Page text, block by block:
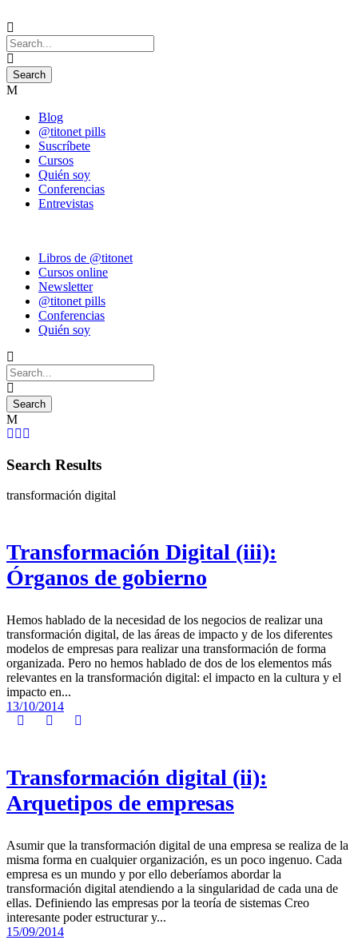
Blog
@titonet pills
Suscríbete
Cursos
Quién soy
Conferencias
Entrevistas
Libros de @titonet
Cursos online
Newsletter
@titonet pills
Conferencias
Quién soy
Search Results
transformación digital
Transformación Digital (iii):
Órganos de gobierno
Hemos hablado de la necesidad de los negocios de realizar una
transformación digital, de las áreas de impacto y de los diferentes
modelos de empresas para realizar una transformación de forma
organizada. Pero no hemos hablado de dos de los elementos más
relevantes en la transformación digital: el impacto en la cultura y el
impacto en...
13/10/2014
Transformación digital (ii):
Arquetipos de empresas
Asumir que la transformación digital de una empresa se realiza de la
misma forma en cualquier organización, es un poco ingenuo. Cada
empresa es un mundo y por ello deberíamos abordar la
transformación digital atendiendo a la singularidad de cada una de
ellas. Definiendo las empresas por la teoría de sistemas Creo
interesante poder estructurar y...
15/09/2014